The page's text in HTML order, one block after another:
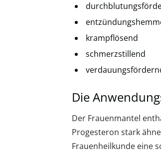
krampflösend
schmerzstillend
Die
Der Frauenmantel
Progesteron stark
Frauenheilkunde eine